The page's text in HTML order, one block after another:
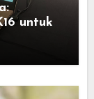
untuk